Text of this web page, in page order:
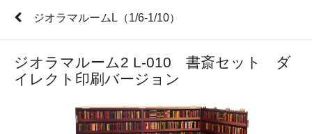
ジオラマルームL（1/6-1/10）
ジオラマルーム2 L-010 書斎セット ダ
イレクト印刷バージョン